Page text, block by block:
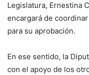
Legislatura, Ernestina
encargará de
para su aprobación.
En ese sentido, la
con el apoyo de los